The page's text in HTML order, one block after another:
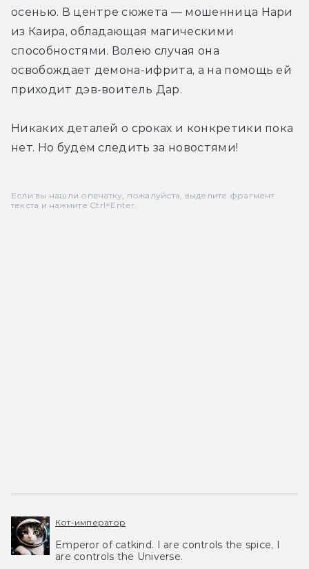
осенью. В центре сюжета — мошенница Нари
из Каира, обладающая магическими
способностями. Волею случая она
освобождает демона-ифрита, а на помощь ей
приходит дэв-воитель Дар.
Никаких деталей о сроках и конкретики пока
нет. Но будем следить за новостями!
Если вы нашли опечатку, пожалуйста, выделите фрагмент
текста и нажмите Ctrl+Enter.
Кот-император
Emperor of catkind. I are controls the spice, I
are controls the Universe.